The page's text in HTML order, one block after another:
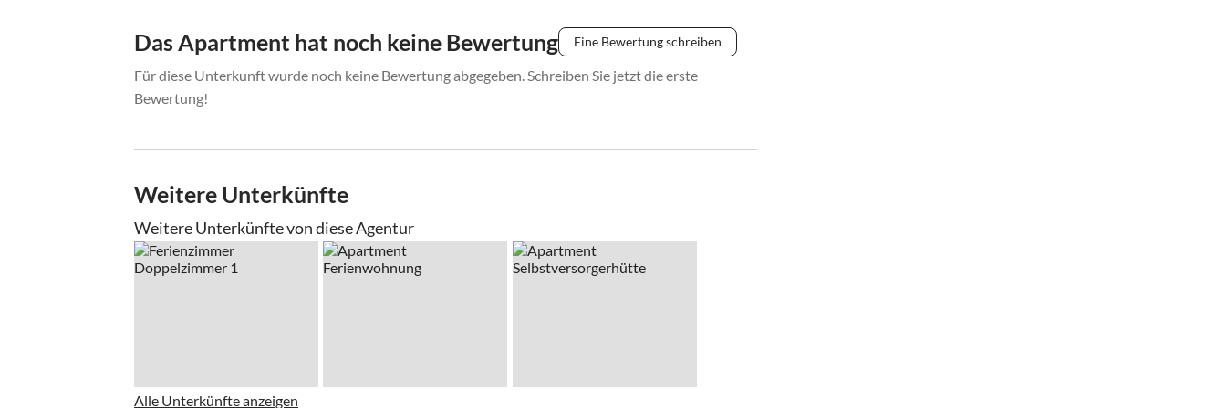
Regionalbus "Bad Ischl" nach Fuschl am See)
Das Apartment hat noch keine Bewertung Eine Bewertung schreiben
Für diese Unterkunft wurde noch keine Bewertung abgegeben. Schreiben Sie jetzt die erste
Bewertung!
Weitere Unterkünfte
Weitere Unterkünfte von diese Agentur
Alle Unterkünfte anzeigen